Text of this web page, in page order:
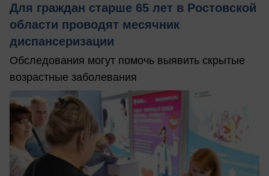
Для граждан старше 65 лет в Ростовской
области проводят месячник
диспансеризации
Обследования могут помочь выявить скрытые
возрастные заболевания